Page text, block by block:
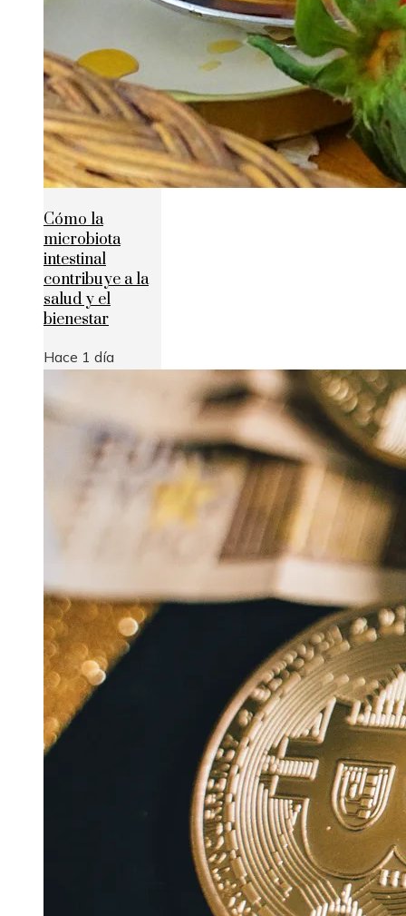
Cómo la
microbiota
intestinal
contribuye a la
salud y el
bienestar
Hace 1 día